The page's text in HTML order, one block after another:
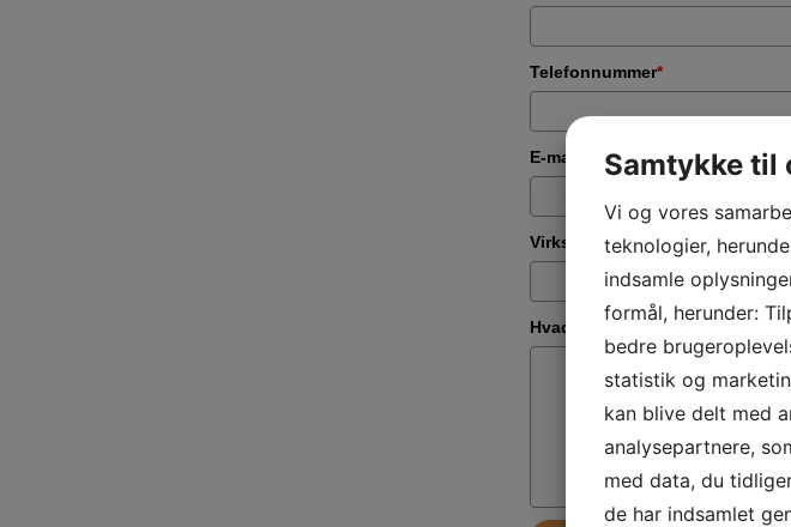
Telefonnummer*
E-mail
Virksomhed*
Hvad drejer din henvendelse sig
Samtykke til
Vi og vores
teknologier,
indsamle
formål, herunder:
bedre
statistik og
kan blive delt med
analysepartnere,
med data, du
de har indsamlet